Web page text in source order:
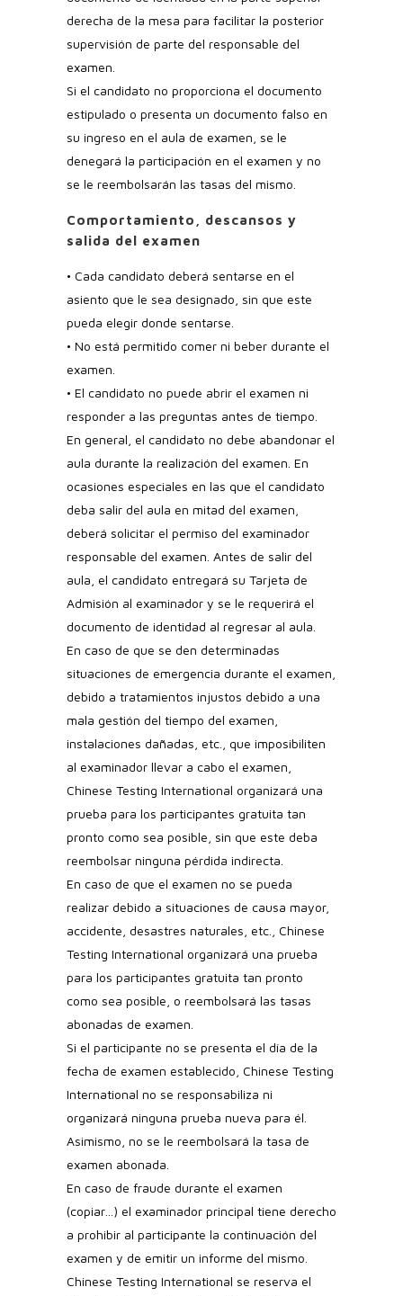
derecha de la mesa para facilitar la posterior
supervisión de parte del responsable del
examen.
Si el candidato no proporciona el documento
estipulado o presenta un documento falso en
su ingreso en el aula de examen, se le
denegará la participación en el examen y no
se le reembolsarán las tasas del mismo.
Comportamiento, descansos y
salida del examen
• Cada candidato deberá sentarse en el
asiento que le sea designado, sin que este
pueda elegir donde sentarse.
• No está permitido comer ni beber durante el
examen.
• El candidato no puede abrir el examen ni
responder a las preguntas antes de tiempo.
En general, el candidato no debe abandonar el
aula durante la realización del examen. En
ocasiones especiales en las que el candidato
deba salir del aula en mitad del examen,
deberá solicitar el permiso del examinador
responsable del examen. Antes de salir del
aula, el candidato entregará su Tarjeta de
Admisión al examinador y se le requerirá el
documento de identidad al regresar al aula.
En caso de que se den determinadas
situaciones de emergencia durante el examen,
debido a tratamientos injustos debido a una
mala gestión del tiempo del examen,
instalaciones dañadas, etc., que imposibiliten
al examinador llevar a cabo el examen,
Chinese Testing International organizará una
prueba para los participantes gratuita tan
pronto como sea posible, sin que este deba
reembolsar ninguna pérdida indirecta.
En caso de que el examen no se pueda
realizar debido a situaciones de causa mayor,
accidente, desastres naturales, etc., Chinese
Testing International organizará una prueba
para los participantes gratuita tan pronto
como sea posible, o reembolsará las tasas
abonadas de examen.
Si el participante no se presenta el día de la
fecha de examen establecido, Chinese Testing
International no se responsabiliza ni
organizará ninguna prueba nueva para él.
Asimismo, no se le reembolsará la tasa de
examen abonada.
En caso de fraude durante el examen
(copiar…) el examinador principal tiene derecho
a prohibir al participante la continuación del
examen y de emitir un informe del mismo.
Chinese Testing International se reserva el